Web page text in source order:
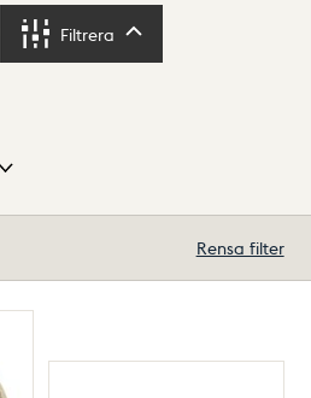
Filtrera
Rensa filter